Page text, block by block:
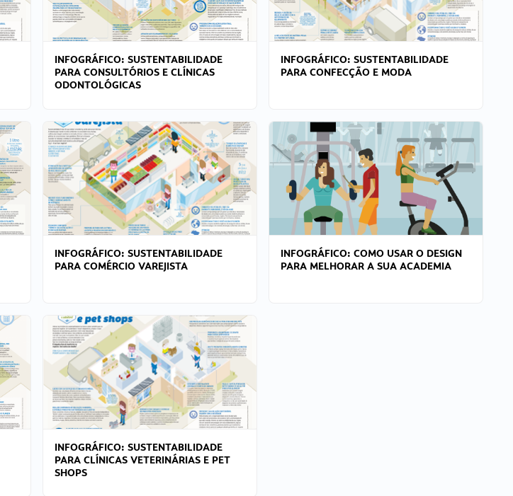
INFOGRÁFICO: SUSTENTABILIDADE
PARA CONSULTÓRIOS E CLÍNICAS
ODONTOLÓGICAS
INFOGRÁFICO: SUSTENTABILIDADE
PARA CONFECÇÃO E MODA
INFOGRÁFICO: SUSTENTABILIDADE
PARA COMÉRCIO VAREJISTA
INFOGRÁFICO: COMO USAR O DESIGN
PARA MELHORAR A SUA ACADEMIA
INFOGRÁFICO: SUSTENTABILIDADE
PARA CLÍNICAS VETERINÁRIAS E PET
SHOPS